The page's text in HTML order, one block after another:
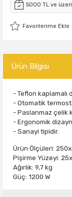
5000 TL ve
Ürün Bilgisi
- Teflon kaplamalı
- Otomatik
- Paslanmaz çelik
- Ergonomik dizayn
- Sanayi tipidir.
Ürün Ölçüleri:
Pişirme Yüzeyi:
Ağırlık: 9,7 kg
Güç: 1200 W